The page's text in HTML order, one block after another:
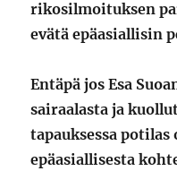
rikosilmoituksen
evätä epäasiallisin
Entäpä jos Esa
sairaalasta ja
tapauksessa
epäasiallisesta